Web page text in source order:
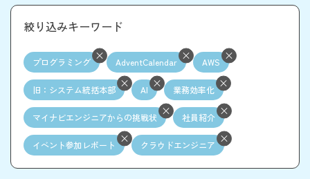
絞り込みキーワード
プログラミング AdventCalendar AWS
旧：システム統括本部 AI 業務効率化
マイナビエンジニアからの挑戦状 社員紹介
イベント参加レポート クラウドエンジニア